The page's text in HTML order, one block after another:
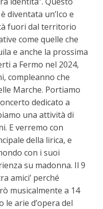
diventata un’Ico e
fuori dal territorio
come quelle che
e anche la prossima
a Fermo nel 2024,
compleanno che
Marche. Portiamo
dedicato a
una attività di
E verremo con
della lirica, e
con i suoi
su madonna. Il 9
amici’ perché
musicalmente a 14
le arie d’opera del